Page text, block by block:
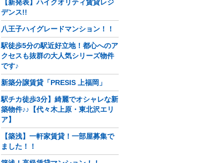
【新発表】ハイクオリティ賃貸レジ
デンス!!
八王子ハイグレードマンション！！
駅徒歩5分の駅近好立地！都心へのア
クセスも抜群の大人気シリーズ物件
です♪
新築分譲賃貸「PRESIS 上福岡」
駅チカ徒歩3分】綺麗でオシャレな新
築物件♪♪【代々木上原・東北沢エリ
ア】
【築浅】一軒家賃貸！一部屋募集で
ました！！